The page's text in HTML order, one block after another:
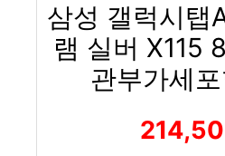
삼성 갤럭시탭
램 실버 X115
관부가세